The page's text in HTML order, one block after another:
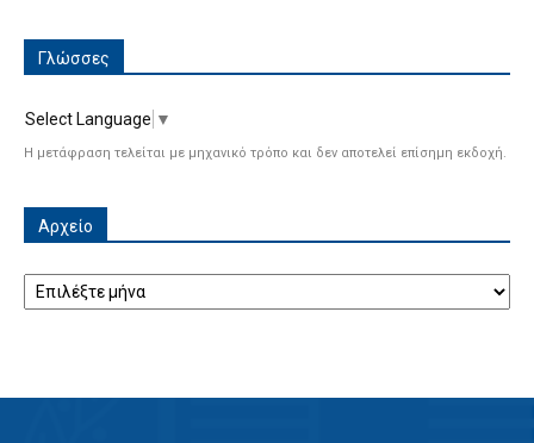
Γλώσσες
Select Language ▼
Η μετάφραση τελείται με μηχανικό τρόπο και δεν αποτελεί επίσημη εκδοχή.
Αρχείο
Αρχείο